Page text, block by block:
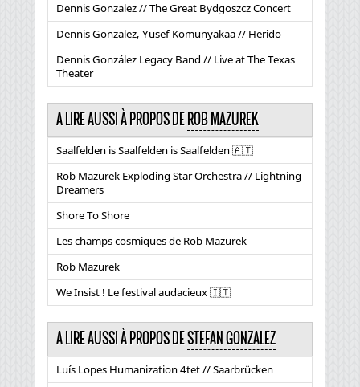
Dennis Gonzalez // The Great Bydgoszcz Concert
Dennis Gonzalez, Yusef Komunyakaa // Herido
Dennis González Legacy Band // Live at The Texas
Theater
A LIRE AUSSI À PROPOS DEROB MAZUREK
Saalfelden is Saalfelden is Saalfelden 🇦🇹
Rob Mazurek Exploding Star Orchestra // Lightning
Dreamers
Shore To Shore
Les champs cosmiques de Rob Mazurek
Rob Mazurek
We Insist ! Le festival audacieux 🇮🇹
A LIRE AUSSI À PROPOS DESTEFAN GONZALEZ
Luís Lopes Humanization 4tet // Saarbrücken